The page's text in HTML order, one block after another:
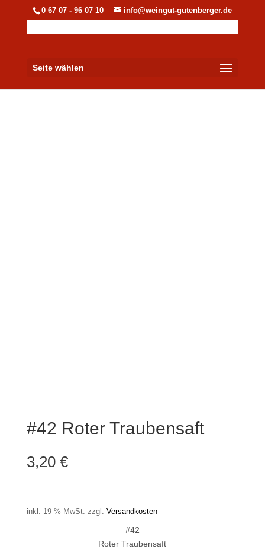
0 67 07 - 96 07 10 info@weingut-gutenberger.de
Seite wählen
#42 Roter Traubensaft
3,20 €
inkl. 19 % MwSt. zzgl. Versandkosten
#42
Roter Traubensaft